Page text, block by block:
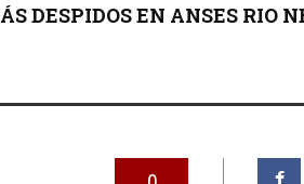
DESPIDOS EN ANSES RIO